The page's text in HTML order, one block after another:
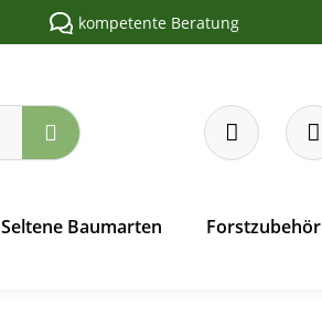
kompetente Beratung
Seltene Baumarten Forstzubehör